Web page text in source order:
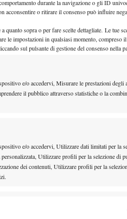
durante la navigazione o gli ID
acconsentire o ritirare il consenso può influire
quanto sopra o per fare scelte dettagliate. Le tue
le impostazioni in qualsiasi momento, compreso
sul pulsante di gestione del consenso nella
e/o accedervi, Misurare le prestazioni degli
il pubblico attraverso statistiche o la
e/o accedervi, Utilizzare dati limitati per la
Utilizzare profili per la selezione di
dei contenuti, Utilizzare profili per la
dalle 17:30 sull’Arthur
Arango e Swiatek.
E SKY
sia in